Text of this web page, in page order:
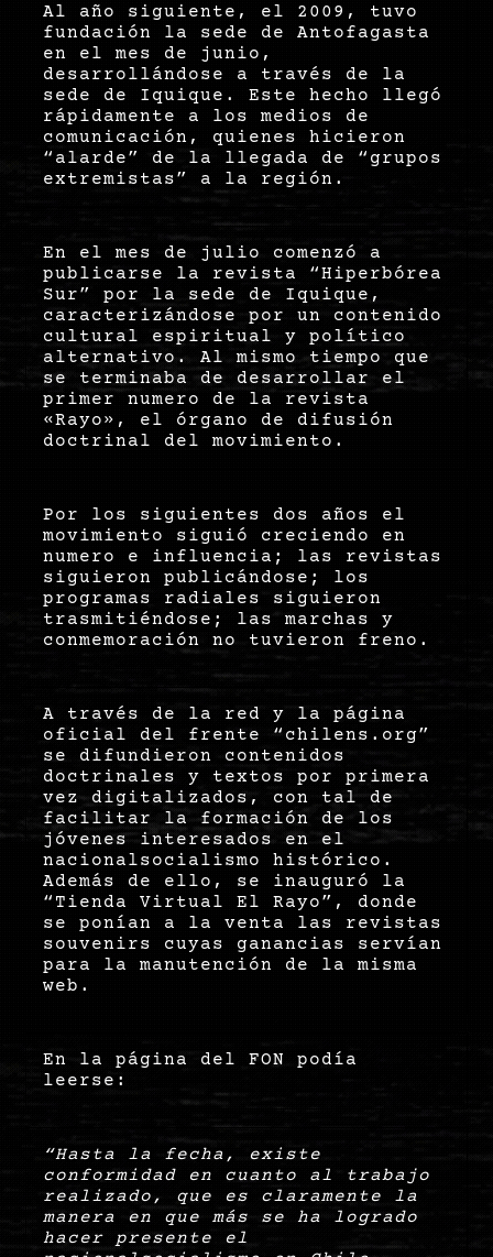
Al año siguiente, el 2009, tuvo
fundación la sede de Antofagasta
en el mes de junio,
desarrollándose a través de la
sede de Iquique. Este hecho llegó
rápidamente a los medios de
comunicación, quienes hicieron
“alarde” de la llegada de “grupos
extremistas” a la región.
En el mes de julio comenzó a
publicarse la revista “Hiperbórea
Sur” por la sede de Iquique,
caracterizándose por un contenido
cultural espiritual y político
alternativo. Al mismo tiempo que
se terminaba de desarrollar el
primer numero de la revista
«Rayo», el órgano de difusión
doctrinal del movimiento.
Por los siguientes dos años el
movimiento siguió creciendo en
numero e influencia; las revistas
siguieron publicándose; los
programas radiales siguieron
trasmitiéndose; las marchas y
conmemoración no tuvieron freno.
A través de la red y la página
oficial del frente “chilens.org”
se difundieron contenidos
doctrinales y textos por primera
vez digitalizados, con tal de
facilitar la formación de los
jóvenes interesados en el
nacionalsocialismo histórico.
Además de ello, se inauguró la
“Tienda Virtual El Rayo”, donde
se ponían a la venta las revistas
souvenirs cuyas ganancias servían
para la manutención de la misma
web.
En la página del FON podía
leerse:
“Hasta la fecha, existe
conformidad en cuanto al trabajo
realizado, que es claramente la
manera en que más se ha logrado
hacer presente el